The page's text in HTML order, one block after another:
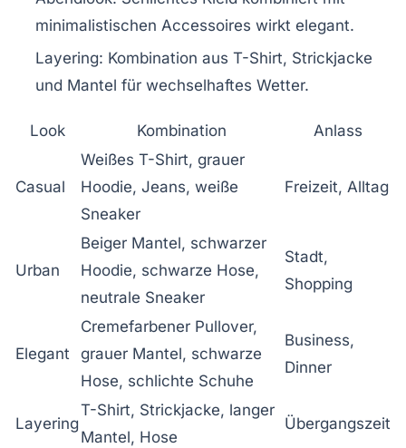
minimalistischen Accessoires wirkt elegant.
Layering: Kombination aus T-Shirt, Strickjacke
und Mantel für wechselhaftes Wetter.
Look Kombination Anlass
Casual
Weißes T-Shirt, grauer
Hoodie, Jeans, weiße
Sneaker
Freizeit, Alltag
Urban
Beiger Mantel, schwarzer
Hoodie, schwarze Hose,
neutrale Sneaker
Stadt,
Shopping
Elegant
Cremefarbener Pullover,
grauer Mantel, schwarze
Hose, schlichte Schuhe
Business,
Dinner
Layering
T-Shirt, Strickjacke, langer
Mantel, Hose
Übergangszeit